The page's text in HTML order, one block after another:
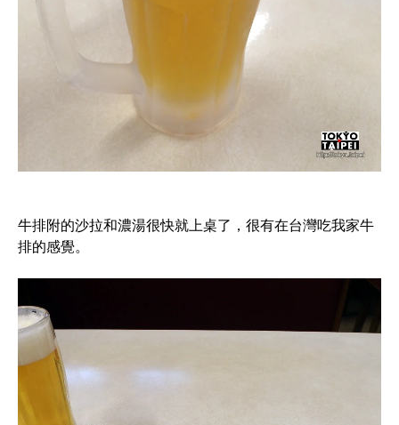
牛排附的沙拉和濃湯很快就上桌了，很有在台灣吃我家牛
排的感覺。